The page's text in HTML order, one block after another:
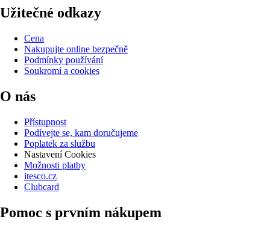
Užitečné odkazy
Cena
Nakupujte online bezpečně
Podmínky používání
Soukromí a cookies
O nás
Přístupnost
Podívejte se, kam doručujeme
Poplatek za službu
Nastavení Cookies
Možnosti platby
itesco.cz
Clubcard
Pomoc s prvním nákupem